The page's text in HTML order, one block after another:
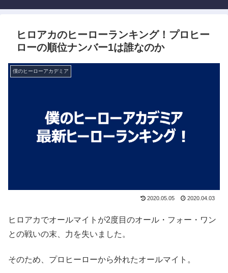
ヒロアカのヒーローランキング！プロヒー
ローの順位ナンバー1は誰なのか
僕のヒーローアカデミア
2020.05.05 2020.04.03
ヒロアカでオールマイトが2度目のオール・フォー・ワン
との戦いの末、力を失いました。
そのため、プロヒーローから外れたオールマイト。